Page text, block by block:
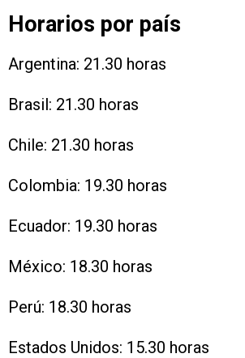
Horarios por país
Argentina: 21.30 horas
Brasil: 21.30 horas
Chile: 21.30 horas
Colombia: 19.30 horas
Ecuador: 19.30 horas
México: 18.30 horas
Perú: 18.30 horas
Estados Unidos: 15.30 horas